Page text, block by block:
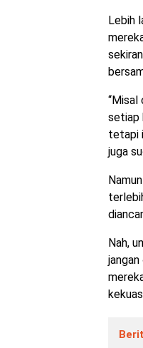
Lebih
“Misal
setiap
tetapi
juga
Nah,